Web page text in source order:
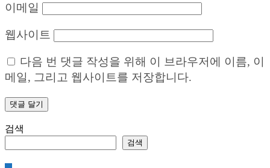
이메일
웹사이트
다음 번 댓글 작성을 위해 이 브라우저에 이름, 이
메일, 그리고 웹사이트를 저장합니다.
검색
검색